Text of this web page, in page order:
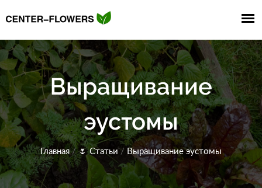
Выращивание
эустомы
Главная/🌷Статьи/ Выращивание эустомы